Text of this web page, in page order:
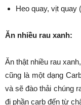
Heo quay, vịt quay
Ăn nhiều rau xanh:
Ăn thật nhiều rau
cũng là một dạng
và sẽ đào thải chúng
đi phần carb đến từ